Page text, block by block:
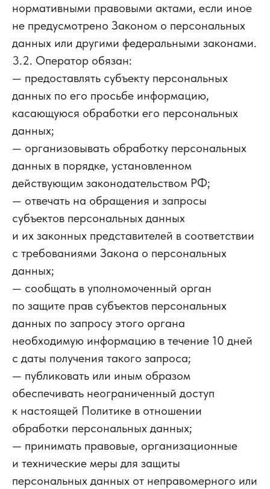
нормативными правовыми актами, если иное
не предусмотрено Законом о персональных
данных или другими федеральными законами.
3.2. Оператор обязан:
— предоставлять субъекту персональных
данных по его просьбе информацию,
касающуюся обработки его персональных
данных;
— организовывать обработку персональных
данных в порядке, установленном
действующим законодательством РФ;
— отвечать на обращения и запросы
субъектов персональных данных
и их законных представителей в соответствии
с требованиями Закона о персональных
данных;
— сообщать в уполномоченный орган
по защите прав субъектов персональных
данных по запросу этого органа
необходимую информацию в течение 10 дней
с даты получения такого запроса;
— публиковать или иным образом
обеспечивать неограниченный доступ
к настоящей Политике в отношении
обработки персональных данных;
— принимать правовые, организационные
и технические меры для защиты
персональных данных от неправомерного или